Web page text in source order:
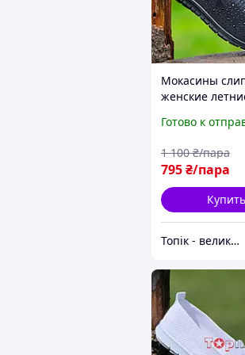
Мокасины
женские
легкие
чорні текстиль
(Код:3205)
Готово к
795₴/пара
1 100 ₴/пара
Купить
Топік - великий вибір взуття для чоловіків і жінок